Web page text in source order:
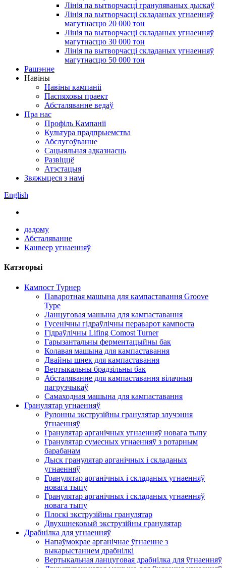
Лінія па вытворчасці грануляваных дыскаў
Лінія па вытворчасці складаных угнаенняў
магутнасцю 20 000 тон
Лінія па вытворчасці складаных угнаенняў
магутнасцю 30 000 тон
Лінія па вытворчасці складаных угнаенняў
магутнасцю 50 000 тон
Рашэнне
Навіны
Навіны кампаніі
Паспяховы праект
Абсталяванне ведаў
Пра нас
Профіль Кампаніі
Культура прадпрыемства
Абслугоўванне
Сацыяльная адказнасць
Развіццё
Атэстацыя
Звяжыцеся з намі
English
дадому
Абсталяванне
Канвеер угнаенняў
Катэгорыі
Кампост Турнер
Паваротная машына для кампаставання Groove
Type
Ланцуговая машына для кампаставання
Гусенічны гідраўлічны пераварот кампоста
Гідраўлічны Lifing Comost Turner
Гарызантальны ферментацыйны бак
Колавая машына для кампаставання
Двайны шнек для кампаставання
Вертыкальны брадзільны бак
Абсталяванне для кампаставання вілачныя
пагрузчыкаў
Самаходная машына для кампаставання
Гранулятар угнаенняў
Рулонны экструзійны гранулятар злучэння
ўгнаенняў
Гранулятар арганічных угнаенняў новага тыпу
Гранулятар сумесных угнаенняў з ротарным
барабанам
Дыск гранулятар арганічных і складаных
угнаенняў
Гранулятар арганічных і складаных угнаенняў
новага тыпу
Гранулятар арганічных і складаных угнаенняў
новага тыпу
Плоскі экструзійны гранулятар
Двухшнековый экструзійны гранулятар
Драбнілка для угнаенняў
Напаўмокрае арганічнае ўгнаенне з
выкарыстаннем драбнілкі
Вертыкальная ланцуговая драбнілка для ўгнаенняў